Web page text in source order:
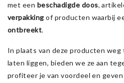
met een beschadigde doos,
verpakking of producten waarbij
ontbreekt.
In plaats van deze producten
laten liggen, bieden we ze aan
profiteer je van voordeel en